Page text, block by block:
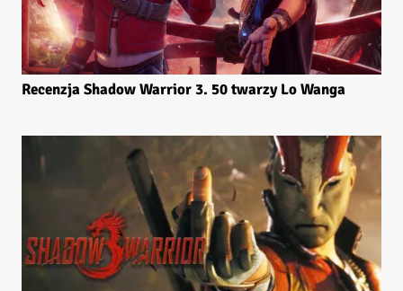
Recenzja Shadow Warrior 3. 50 twarzy Lo Wanga